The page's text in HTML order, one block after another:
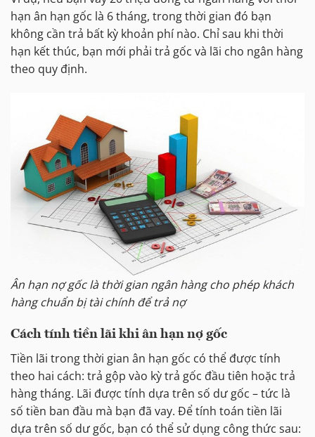
hạn ân hạn gốc là 6 tháng, trong thời gian đó bạn
không cần trả bất kỳ khoản phí nào. Chỉ sau khi thời
hạn kết thúc, bạn mới phải trả gốc và lãi cho ngân hàng
theo quy định.
Ân hạn nợ gốc là thời gian ngân hàng cho phép khách
hàng chuẩn bị tài chính để trả nợ
Cách tính tiền lãi khi ân hạn nợ gốc
Tiền lãi trong thời gian ân hạn gốc có thể được tính
theo hai cách: trả gộp vào kỳ trả gốc đầu tiên hoặc trả
hàng tháng. Lãi được tính dựa trên số dư gốc – tức là
số tiền ban đầu mà bạn đã vay. Để tính toán tiền lãi
dựa trên số dư gốc, bạn có thể sử dụng công thức sau: